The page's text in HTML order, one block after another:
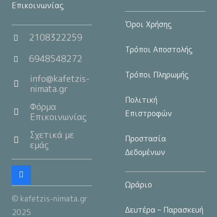
Επικοινωνίας
2108322259
6948548272
info@kafetzis-
nimata.gr
Φόρμα
Επικοινωνίας
Σχετικά με
εμάς
© kafetzis-nimata.gr
2025
Όροι Χρήσης
Τρόποι Αποστολής
Τρόποι Πληρωμής
Πολιτική
Επιστροφών
Προστασία
Δεδομένων
Ωράριο
Δευτέρα – Παρασκευή